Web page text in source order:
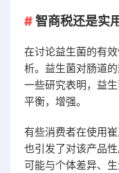
智商税还是实
在讨论益生菌的有
析。益生菌对肠道
一些研究表明，益
平衡，增强。
有些消费者在使用
也引发了对该产品
可能与个体差异、